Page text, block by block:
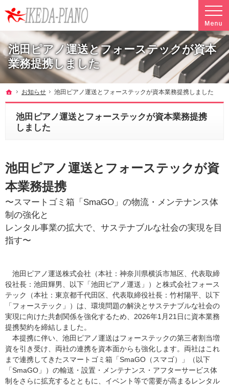
池田ピアノ運送とフォーステックが資本
業務提携しました
調律やクリーニングも行っています。ピアノ引越し・運搬・配送なら料金も魅力の当社へ
ホーム
お知らせ 池田ピアノ運送とフォーステックが資本業務提携しました
池田ピアノ運送とフォーステックが資本業務提携
しました
池田ピアノ運送とフォーステックが資
本業務提携
〜スマートゴミ箱「SmaGO」の物流・メンテナンス体
制の強化と
レンタル事業の拡大で、サステナブルな社会の実現を目
指す〜
池田ピアノ運送株式会社（本社：神奈川県横浜市旭区、代表取締
役社長：池田輝男、以下「池田ピアノ運送」）と株式会社フォース
テック（本社：東京都千代田区、代表取締役社長：竹村陽平、以下
「フォーステック」）は、環境問題の解決とサステナブルな社会の
実現に向けた共創関係を強化するため、2026年1月21日に資本業務
提携契約を締結しました。
本提携に伴い、池田ピアノ運送はフォーステックの第三者割当増
資を引き受け、両社の連携を資本面からも強化します。両社はこれ
まで連携してきたスマートゴミ箱「SmaGO（スマゴ）」（以下
「SmaGO」）の輸送・設置・メンテナンス・アフターサービス体
制をさらに拡充するとともに、イベント等で需要が高まるレンタル